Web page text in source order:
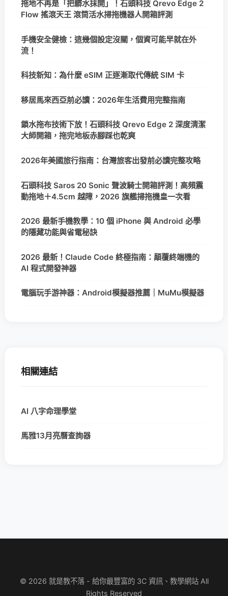
拖地不再是「把髒水抹開」！石頭科技 Qrevo Edge 2
Flow 搖滾天王 滾筒活水掃拖機器人開箱評測
手機安全健檢：這幾個設定沒關，個資可能早就在外
流！
科技新知：為什麼 eSIM 正逐漸取代傳統 SIM 卡
移居馬來西亞前必讀：2026年生活費用完整指南
鎖水拖布技術下放！石頭科技 Qrevo Edge 2 深度清潔
大師開箱，拖完地板赤腳踩也乾爽
2026年美國旅行指南：台灣旅客出發前必讀完整攻略
石頭科技 Saros 20 Sonic 聲波騎士開箱評測！高頻震
動拖地＋4.5cm 越障，2026 旗艦掃拖機皇一次看
2026 最新手機教學：10 個 iPhone 與 Android 必學
的隱藏功能與省電秘訣
2026 最新！Claude Code 終極指南：顛覆終端機的
AI 程式開發神器
電腦玩手游神器：Android模擬器推薦｜MuMu模擬器
相關連結
AI 八字命理學堂
馬雅13月亮曆查詢器
© 2026 就是教不落 - 給你最豐富的 3C 資訊、教學網站 All
Rights Reserved